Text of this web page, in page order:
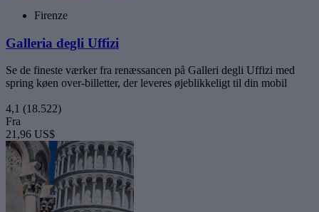
Firenze
Galleria degli Uffizi
Se de fineste værker fra renæssancen på Galleri degli Uffizi med
spring køen over-billetter, der leveres øjeblikkeligt til din mobil
4,1 (18.522)
Fra
21,96 US$